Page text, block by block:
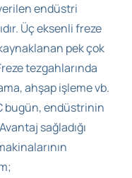
endüstri
Üç eksenli freze
pek çok
tezgahlarında
ahşap işleme vb.
bugün, endüstrinin
sağladığı